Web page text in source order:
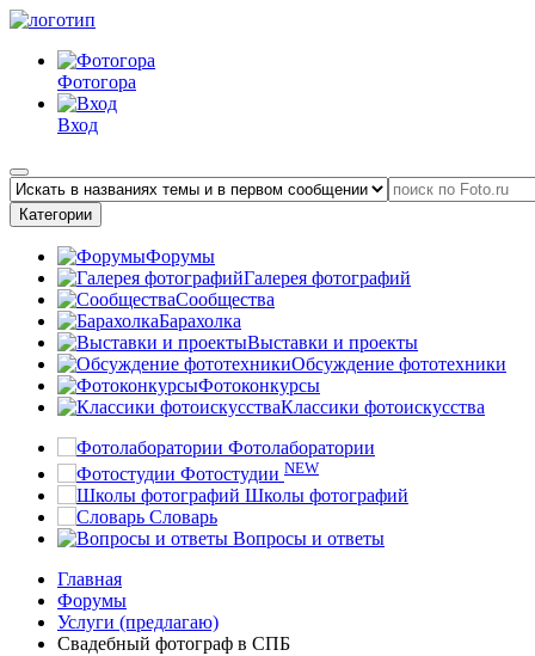
Фотогора
Вход
Категории
Форумы
Галерея фотографий
Сообщества
Барахолка
Выставки и проекты
Обсуждение фототехники
Фотоконкурсы
Классики фотоискусства
Фотолаборатории
Фотостудии NEW
Школы фотографий
Словарь
Вопросы и ответы
Главная
Форумы
Услуги (предлагаю)
Свадебный фотограф в СПБ